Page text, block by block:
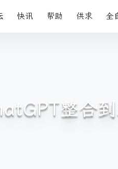
快讯 帮助 供求 全
整合到